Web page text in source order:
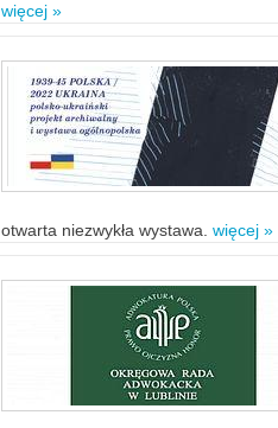
więcej »
otwarta niezwykła wystawa. więcej »